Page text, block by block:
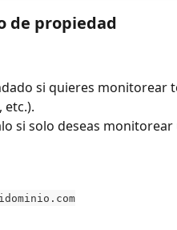
de propiedad
si quieres monitorear
si solo deseas